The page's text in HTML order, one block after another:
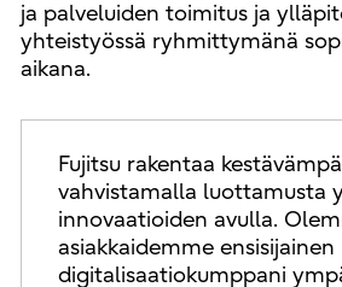
ja palveluiden toimitus ja
yhteistyössä ryhmittymänä
aikana.
Fujitsu rakentaa
vahvistamalla luottamusta
innovaatioiden avulla.
asiakkaidemme ensisijainen
digitalisaatiokumppani